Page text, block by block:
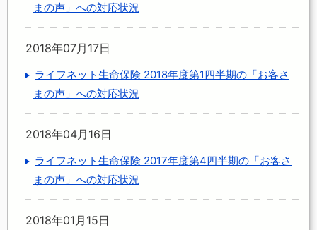
まの声」への対応状況
2018年07月17日
ライフネット生命保険 2018年度第1四半期の「お客さ
まの声」への対応状況
2018年04月16日
ライフネット生命保険 2017年度第4四半期の「お客さ
まの声」への対応状況
2018年01月15日